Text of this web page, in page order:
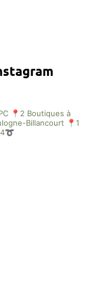
📍2 Boutiques à
Billancourt 📍1